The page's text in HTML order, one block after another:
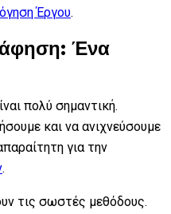
Έργου.
Ένα
πολύ σημαντική.
και να ανιχνεύσουμε
για την
.
τις σωστές μεθόδους.